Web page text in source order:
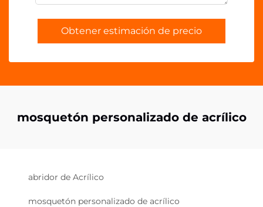
Obtener estimación de precio
mosquetón personalizado de acrílico
abridor de Acrílico
mosquetón personalizado de acrílico